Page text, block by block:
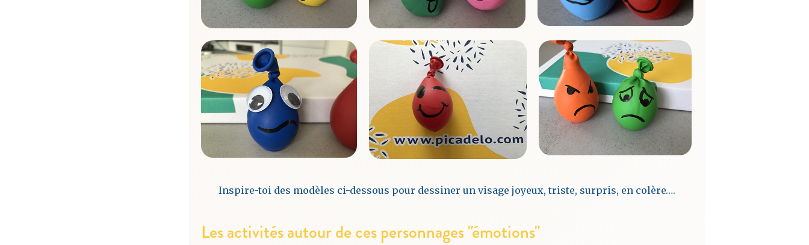
Inspire-toi des modèles ci-dessous pour dessiner un visage joyeux, triste, surpris, en colère….
Les activités autour de ces personnages "émotions"